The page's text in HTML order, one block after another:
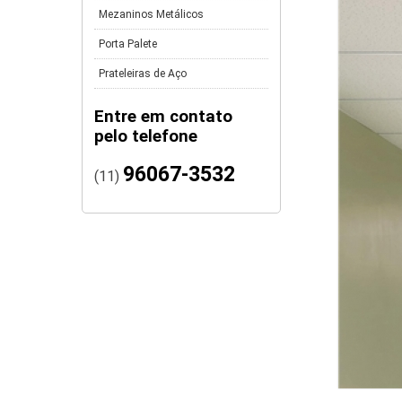
Mezaninos Metálicos
Porta Palete
Prateleiras de Aço
Entre em contato
pelo telefone
(11) 96067-3532